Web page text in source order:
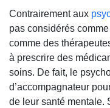
Contrairement aux
pas considérés
comme des
à prescrire des
soins. De fait, le
d’accompagnateur
de leur santé mentale.